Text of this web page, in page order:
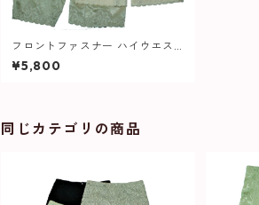
フロントファスナー ハイウエス
ト ロング ガードル 606 レディー
ス
¥5,800
同じカテゴリの商品